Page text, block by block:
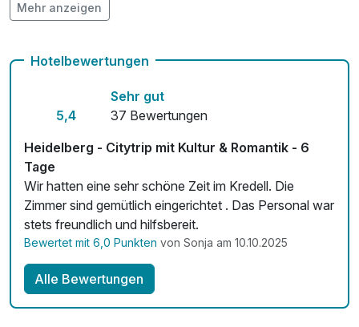
Kostenloses W-LAN
Mehr anzeigen
Hotelbewertungen
5,4
Sehr gut
37 Bewertungen
Heidelberg - Citytrip mit Kultur & Romantik - 6
Tage
Wir hatten eine sehr schöne Zeit im Kredell. Die
Zimmer sind gemütlich eingerichtet . Das Personal war
stets freundlich und hilfsbereit.
Bewertet mit 6,0 Punkten von Sonja am 10.10.2025
Alle Bewertungen